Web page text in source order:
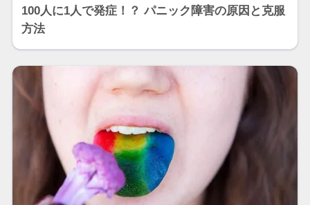
100人に1人で発症！？ パニック障害の原因と克服
方法